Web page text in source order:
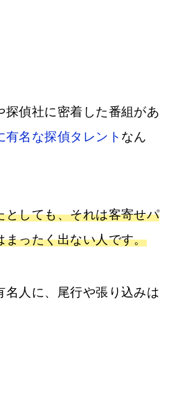
探偵社に密着した番組があ
有名な探偵タレント なん
としても、それは客寄せパ
まったく出ない人です。
名人に、尾行や張り込みは